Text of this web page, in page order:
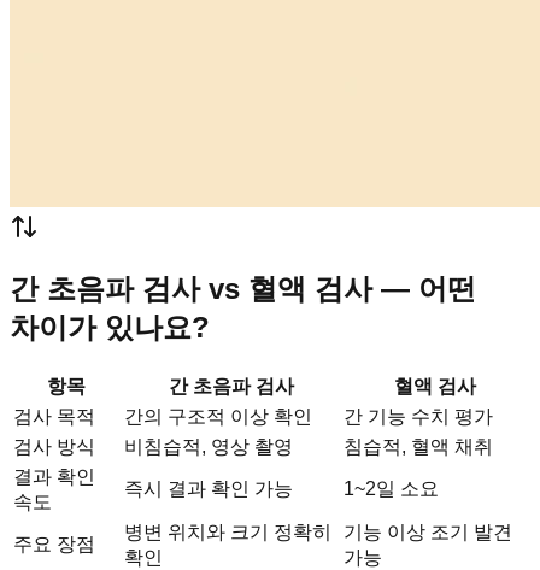
간 초음파 검사 vs 혈액 검사 — 어떤
차이가 있나요?
항목 간 초음파 검사
혈액 검사
검사 목적
간의 구조적 이상 확인
간 기능 수치 평가
검사 방식
비침습적, 영상 촬영
침습적, 혈액 채취
결과 확인
속도
즉시 결과 확인 가능 1~2일 소요
주요 장점
병변 위치와 크기 정확히
확인
기능 이상 조기 발견
가능